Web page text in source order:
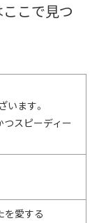
こで見つ
ます。
つスピーディー
を愛する